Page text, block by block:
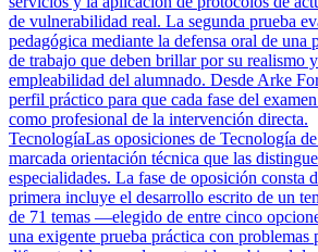
de vulnerabilidad real. La segunda prueba
pedagógica mediante la defensa oral de una
de trabajo que deben brillar por su realismo
empleabilidad del alumnado. Desde Arke
perfil práctico para que cada fase del
como profesional de la intervención directa.
TecnologíaLas oposiciones de Tecnología
marcada orientación técnica que las
especialidades. La fase de oposición consta
primera incluye el desarrollo escrito de un
de 71 temas —elegido de entre cinco
una exigente prueba práctica con problemas